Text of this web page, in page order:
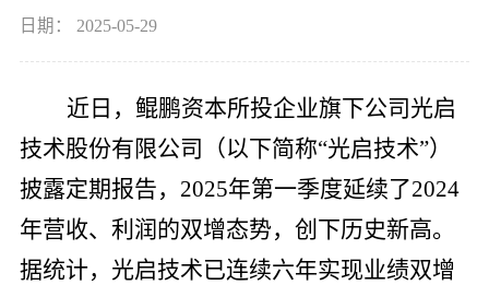
党的建
联系我
日期： 2025-05-29
近日，鲲鹏资本所投企业旗下公司光启
技术股份有限公司（以下简称“光启技术”）
披露定期报告，2025年第一季度延续了2024
年营收、利润的双增态势，创下历史新高。
据统计，光启技术已连续六年实现业绩双增